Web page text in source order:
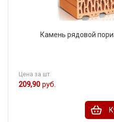
Камень рядовой
Цена за шт.
209,90 руб.